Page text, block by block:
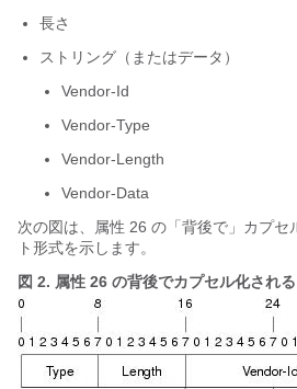
長さ
ストリング（またはデータ）
Vendor-Id
Vendor-Type
Vendor-Length
Vendor-Data
次の図は、属性 26 の「背後で」カプセ
ト形式を示します。
図 2. 属性 26 の背後でカプセル化され